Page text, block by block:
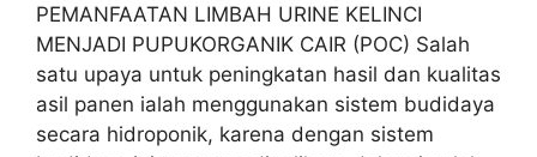
PEMANFAATAN LIMBAH URINE KELINCI
MENJADI PUPUKORGANIK CAIR (POC) Salah
satu upaya untuk peningkatan hasil dan kualitas
asil panen ialah menggunakan sistem budidaya
secara hidroponik, karena dengan sistem